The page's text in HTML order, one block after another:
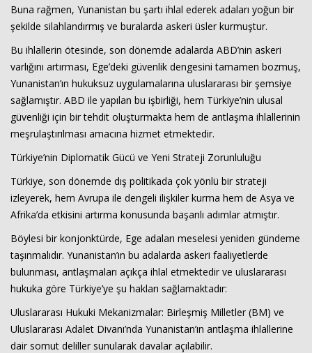
Buna rağmen, Yunanistan bu şartı ihlal ederek adaları yoğun bir
şekilde silahlandırmış ve buralarda askeri üsler kurmuştur.
Bu ihlallerin ötesinde, son dönemde adalarda ABD’nin askeri
varlığını artırması, Ege’deki güvenlik dengesini tamamen bozmuş,
Yunanistan’ın hukuksuz uygulamalarına uluslararası bir şemsiye
sağlamıştır. ABD ile yapılan bu işbirliği, hem Türkiye’nin ulusal
güvenliği için bir tehdit oluşturmakta hem de antlaşma ihlallerinin
meşrulaştırılması amacına hizmet etmektedir.
Türkiye’nin Diplomatik Gücü ve Yeni Strateji Zorunluluğu
Türkiye, son dönemde dış politikada çok yönlü bir strateji
izleyerek, hem Avrupa ile dengeli ilişkiler kurma hem de Asya ve
Afrika’da etkisini artırma konusunda başarılı adımlar atmıştır.
Böylesi bir konjonktürde, Ege adaları meselesi yeniden gündeme
taşınmalıdır. Yunanistan’ın bu adalarda askeri faaliyetlerde
bulunması, antlaşmaları açıkça ihlal etmektedir ve uluslararası
hukuka göre Türkiye’ye şu hakları sağlamaktadır:
Uluslararası Hukuki Mekanizmalar: Birleşmiş Milletler (BM) ve
Uluslararası Adalet Divanı’nda Yunanistan’ın antlaşma ihlallerine
dair somut deliller sunularak davalar açılabilir.